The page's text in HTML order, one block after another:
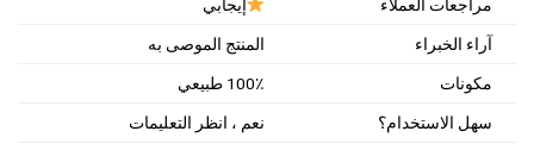
مراجعات العملاء إيجابي
آراء الخبراء المنتج الموصى به
مكونات 100٪ طبيعي
سهل الاستخدام؟ نعم ، انظر التعليمات